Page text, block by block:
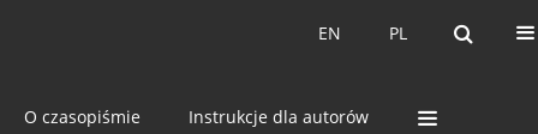
PL
EN PL
EN
O czasopiśmie Instrukcje dla autorów